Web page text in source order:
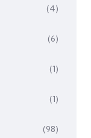
(4)
(6)
(1)
(1)
(98)